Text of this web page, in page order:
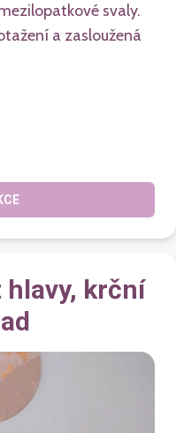
svaly.
a zasloužená
krční